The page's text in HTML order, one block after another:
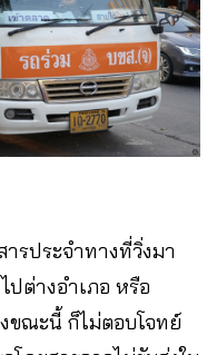
ารประจำทางที่วิ่งมา
ปต่างอำเภอ หรือ
ขณะนี้ ก็ไม่ตอบโจทย์